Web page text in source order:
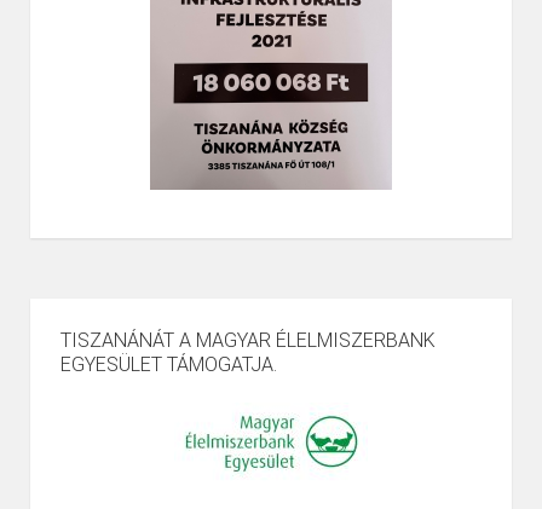
TISZANÁNÁT A MAGYAR ÉLELMISZERBANK
EGYESÜLET TÁMOGATJA.